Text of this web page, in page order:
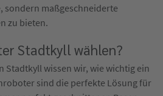
sondern maßgeschneiderte
zu bieten.
Stadtkyll wählen?
Stadtkyll wissen wir, wie wichtig ein
sind die perfekte Lösung für